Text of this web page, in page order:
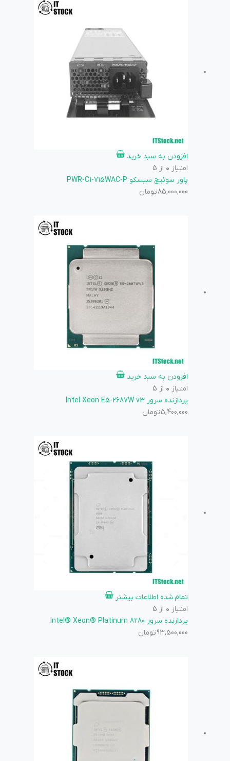
افزودن به سبد خرید
امتیاز 0 از 5
پاور سوئیچ سیسکو PWR-C1-715WAC-P
85,000,000تومان
افزودن به سبد خرید
امتیاز 0 از 5
پردازنده سرور Intel Xeon E5-2687W v3
5,400,000تومان
تمام شده اطلاعات بیشتر
امتیاز 0 از 5
پردازنده سرور Intel® Xeon® Platinum 8280
93,500,000تومان